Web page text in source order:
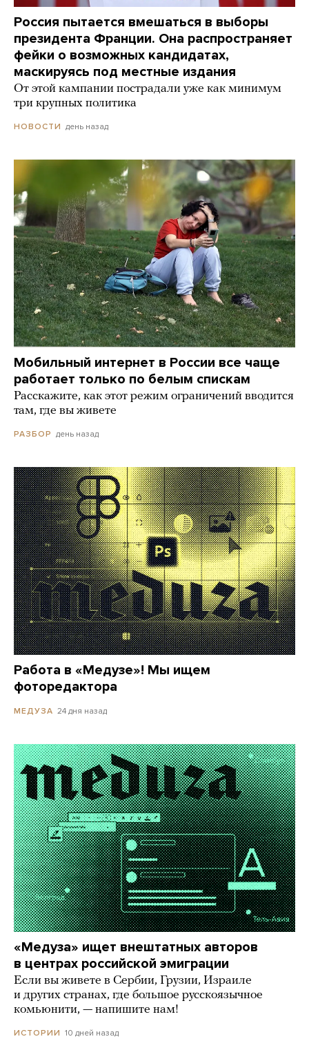
Россия пытается вмешаться в выборы
президента Франции. Она распространяет
фейки о возможных кандидатах,
маскируясь под местные издания
От этой кампании пострадали уже как минимум
три крупных политика
НОВОСТИ день назад
Мобильный интернет в России все чаще
работает только по белым спискам
Расскажите, как этот режим ограничений вводится
там, где вы живете
РАЗБОР день назад
Работа в «Медузе»! Мы ищем
фоторедактора
МЕДУЗА 24 дня назад
«Медуза» ищет внештатных авторов
в центрах российской эмиграции
Если вы живете в Сербии, Грузии, Израиле
и других странах, где большое русскоязычное
комьюнити, — напишите нам!
ИСТОРИИ 10 дней назад